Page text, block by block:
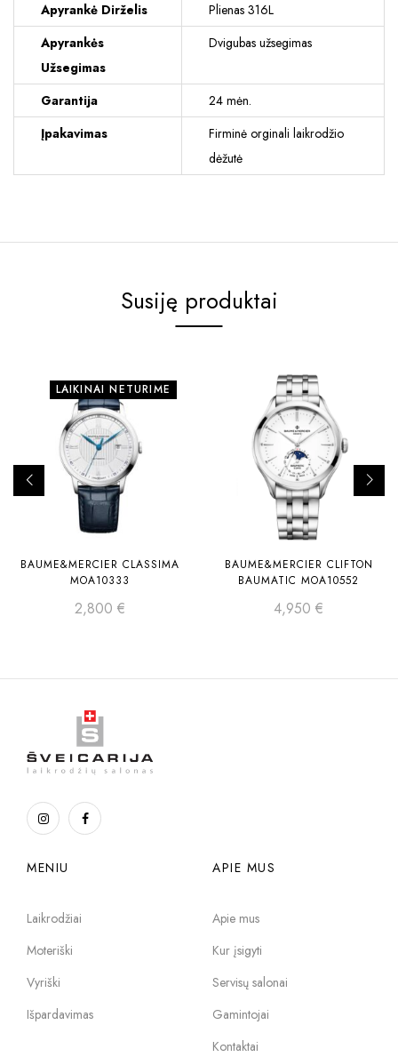
Apyrankė Dirželis
Plienas 316L
Apyrankės
Užsegimas
Dvigubas užsegimas
Garantija
24 mėn.
Įpakavimas
Firminė orginali laikrodžio
dėžutė
Susiję produktai
LAIKINAI NETURIME
BAUME&MERCIER CLASSIMA
MOA10333
2,800 €
BAUME&MERCIER CLIFTON
BAUMATIC MOA10552
4,950 €
MENIU
Laikrodžiai
Moteriški
Vyriški
Išpardavimas
APIE MUS
Apie mus
Kur įsigyti
Servisų salonai
Gamintojai
Kontaktai